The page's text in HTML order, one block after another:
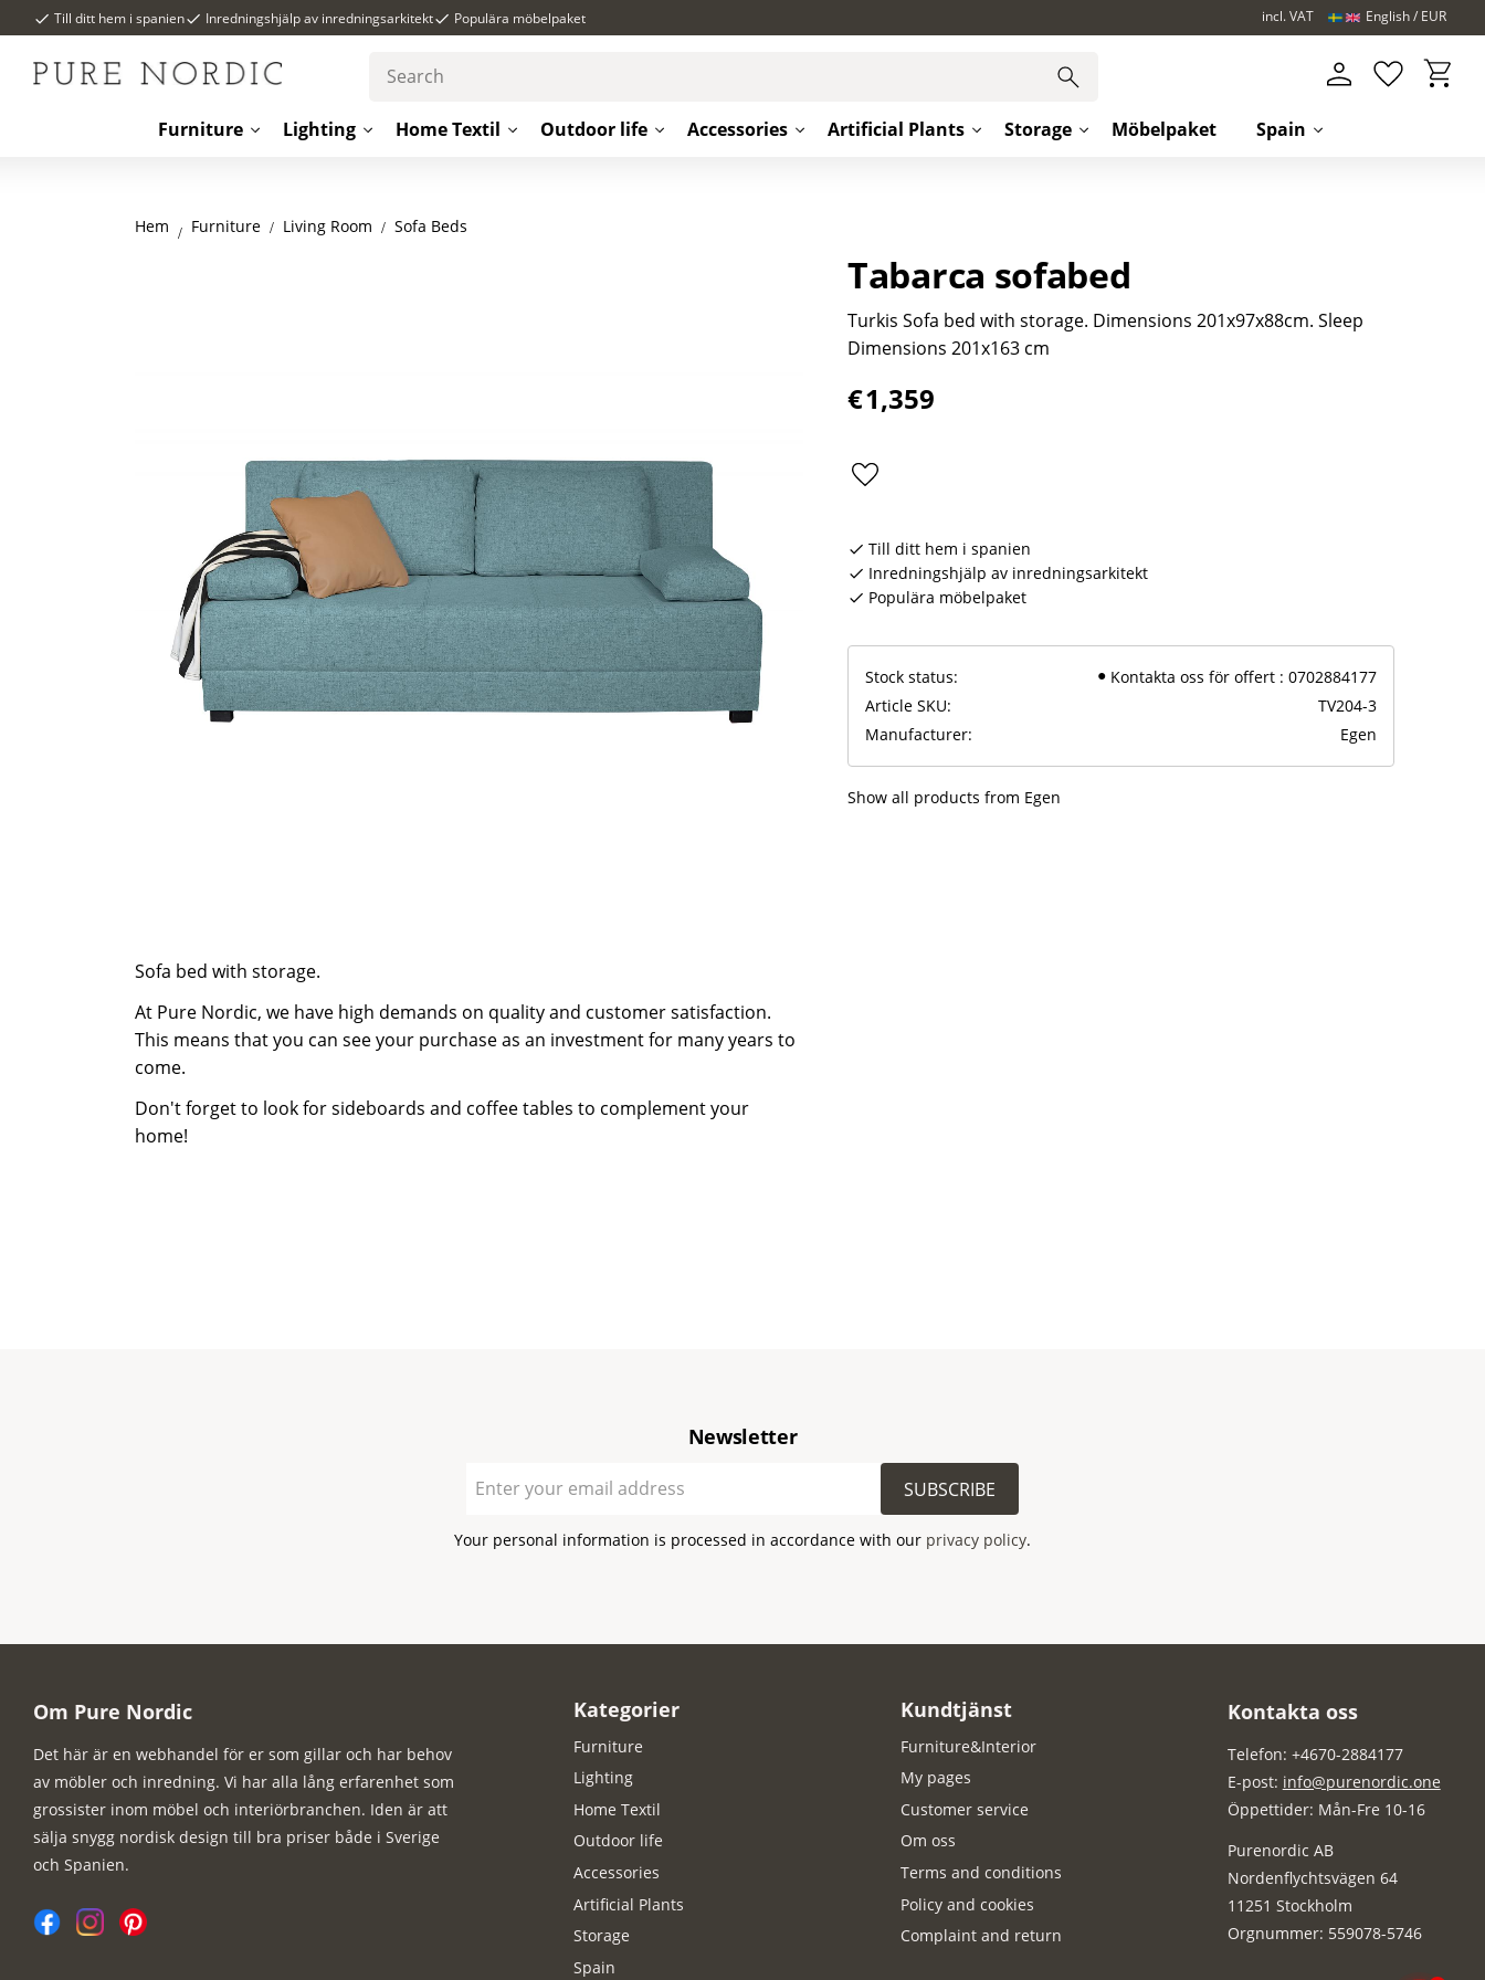
Till ditt hem i spanien Inredningshjälp av inredningsarkitekt Populära möbelpaket incl. VAT
Furniture Lighting Home Textil Outdoor life Accessories Artificial Plants Storage Möbelpaket Spain
Favorites
English EUR
Hem Furniture Living Room Sofa Beds
Tabarca sofabed
Turkis Sofa bed with storage. Dimensions 201x97x88cm. Sleep
Dimensions 201x163 cm
€1,359
Add to favorites
Till ditt hem i spanien
Inredningshjälp av inredningsarkitekt
Populära möbelpaket
Stock status
Kontakta oss för offert : 0702884177
Article SKU
TV204-3
Manufacturer
Egen
Show all products from Egen
Sofa bed with storage.
At Pure Nordic, we have high demands on quality and customer satisfaction.
This means that you can see your purchase as an investment for many years to
come.
Don't forget to look for sideboards and coffee tables to complement your
home!
Newsletter
SUBSCRIBE
Your personal information is processed in accordance with our privacy policy.
Om Pure Nordic
Det här är en webhandel för er som gillar och har behov
av möbler och inredning. Vi har alla lång erfarenhet som
grossister inom möbel och interiörbranchen. Iden är att
sälja snygg nordisk design till bra priser både i Sverige
och Spanien.
Kategorier
Furniture
Lighting
Home Textil
Outdoor life
Accessories
Artificial Plants
Storage
Spain
Kundtjänst
Furniture&Interior
My pages
Customer service
Om oss
Terms and conditions
Policy and cookies
Complaint and return
Kontakta oss
Telefon: +4670-2884177
E-post: info@purenordic.one
Öppettider: Mån-Fre 10-16
Purenordic AB
Nordenflychtsvägen 64
11251 Stockholm
Orgnummer: 559078-5746